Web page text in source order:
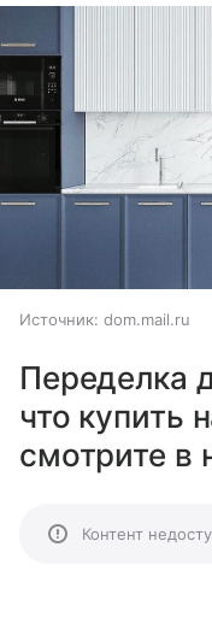
Источник: dom.mail.ru
Переделка
что купить
смотрите в
Контент